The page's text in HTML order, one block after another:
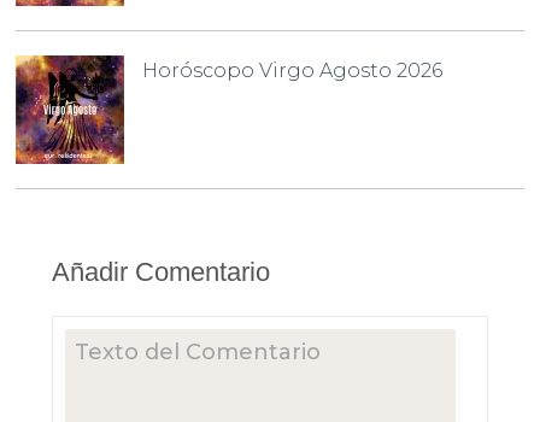
Horóscopo Virgo Agosto 2026
Añadir Comentario